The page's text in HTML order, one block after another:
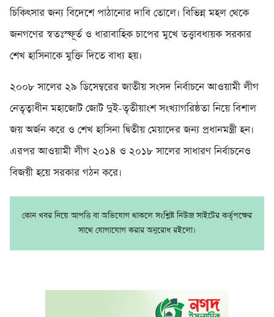
চিকিৎসার জন্য বিদেশে পাঠানোর দাবি তোলে। বিভিন্ন মহল থেকে
জনগণের স্বতঃস্ফূর্ত ও ধারাবাহিক চাপের মুখে তত্ত্বাবধায়ক সরকার
শেখ হাসিনাকে মুক্তি দিতে বাধ্য হয়।
২০০৮ সালের ২৯ ডিসেম্বরের জাতীয় সংসদ নির্বাচনে আওয়ামী লীগ
নেতৃত্বাধীন মহাজোট জোট দুই-তৃতীয়াংশ সংখ্যাগরিষ্ঠতা নিয়ে বিশাল
জয় অর্জন করে ও শেখ হাসিনা দ্বিতীয় মেয়াদের জন্য প্রধানমন্ত্রী হন।
এরপর আওয়ামী লীগ ২০১৪ ও ২০১৮ সালের সাধারণ নির্বাচনেও
বিজয়ী হয়ে সরকার গঠন করে।
কোন খবর নিয়ে আপত্তি বা অভিযোগ থাকলে সংশ্লিষ্ট নিউজ সাইটের কর্তৃপক্ষের
সাথে যোগাযোগ করার অনুরোধ রইলো।